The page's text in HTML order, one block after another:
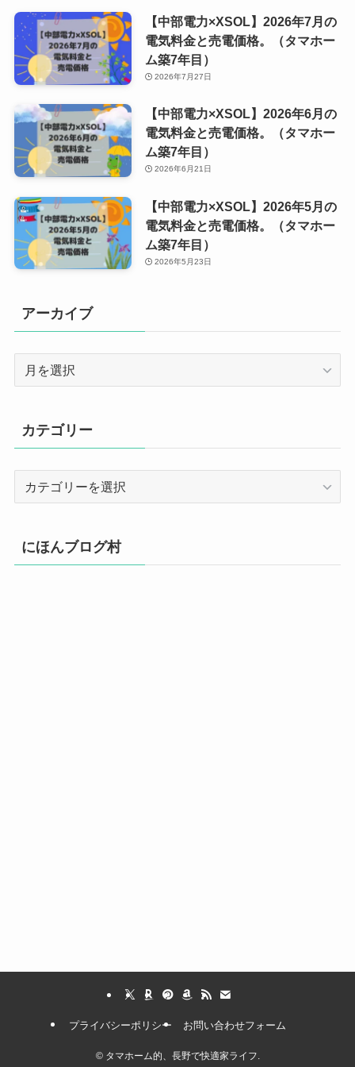
【中部電力×XSOL】2026年7月の
電気料金と売電価格。（タマホー
ム築7年目）
2026年7月27日
【中部電力×XSOL】2026年6月の
電気料金と売電価格。（タマホー
ム築7年目）
2026年6月21日
【中部電力×XSOL】2026年5月の
電気料金と売電価格。（タマホー
ム築7年目）
2026年5月23日
アーカイブ
ブ
カテゴリー
リ
ー
にほんブログ村
プライバシーポリシー お問い合わせフォーム
©タマホーム的、長野で快適家ライフ.